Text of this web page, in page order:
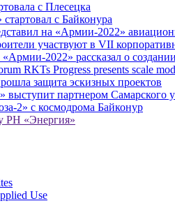
с Плесецка
с Байконура
на «Армии-2022»
участвуют в VII
2022» рассказал о
RKTs Progress presents scale
защита эскизных проектов
партнером Самарского
2» с космодрома Байконур
РН «Энергия»
Use